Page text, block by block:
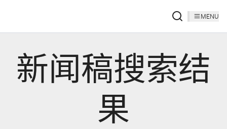
MENU
新闻稿搜索结
果